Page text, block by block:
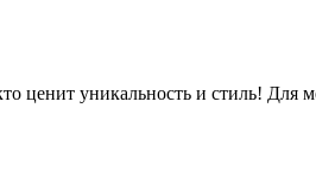
ценит уникальность и стиль! Для